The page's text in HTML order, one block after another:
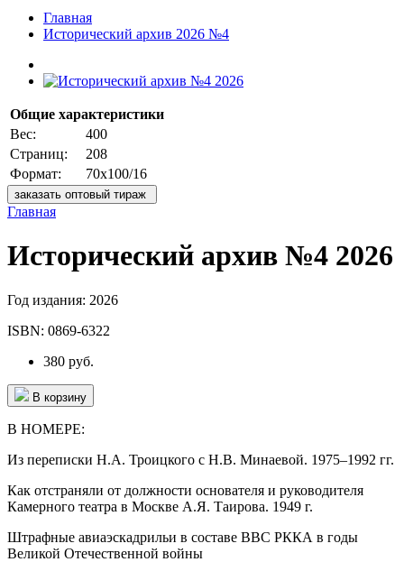
Главная
Исторический архив 2026 №4
Общие характеристики
Вес:
400
Страниц:
208
Формат:
70x100/16
заказать оптовый тираж
Главная
Исторический архив №4 2026
Год издания: 2026
ISBN: 0869-6322
380 руб.
В корзину
В НОМЕРЕ:
Из переписки Н.А. Троицкого с Н.В. Минаевой. 1975–1992 гг.
Как отстраняли от должности основателя и руководителя
Камерного театра в Москве А.Я. Таирова. 1949 г.
Штрафные авиаэскадрильи в составе ВВС РККА в годы
Великой Отечественной войны